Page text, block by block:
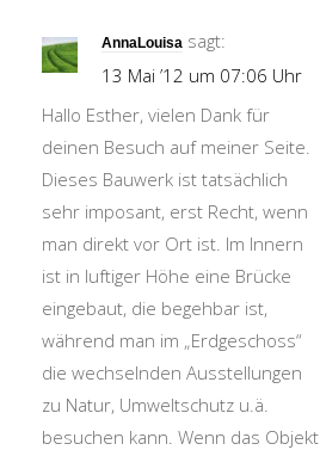
AnnaLouisa sagt:
13 Mai ’12 um 07:06 Uhr
Hallo Esther, vielen Dank für
deinen Besuch auf meiner Seite.
Dieses Bauwerk ist tatsächlich
sehr imposant, erst Recht, wenn
man direkt vor Ort ist. Im Innern
ist in luftiger Höhe eine Brücke
eingebaut, die begehbar ist,
während man im „Erdgeschoss“
die wechselnden Ausstellungen
zu Natur, Umweltschutz u.ä.
besuchen kann. Wenn das Objekt